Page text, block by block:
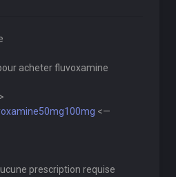
acheter fluvoxamine
<—
prescription requise